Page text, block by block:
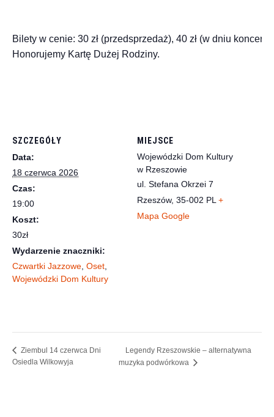
Bilety w cenie: 30 zł (przedsprzedaż), 40 zł (w dniu
Honorujemy Kartę Dużej Rodziny.
SZCZEGÓŁY
Data:
18 czerwca 2026
Czas:
19:00
Koszt:
30zł
Wydarzenie znaczniki:
Czwartki Jazzowe Oset
Wojewódzki Dom Kultury
MIEJSCE
Wojewódzki Dom Kultury
w Rzeszowie
ul. Stefana Okrzei 7
Rzeszów, 35-002 PL +
Mapa Google
Ziembul 14 czerwca Dni
Osiedla Wilkowyja
Legendy Rzeszowskie – alternatywna
muzyka podwórkowa